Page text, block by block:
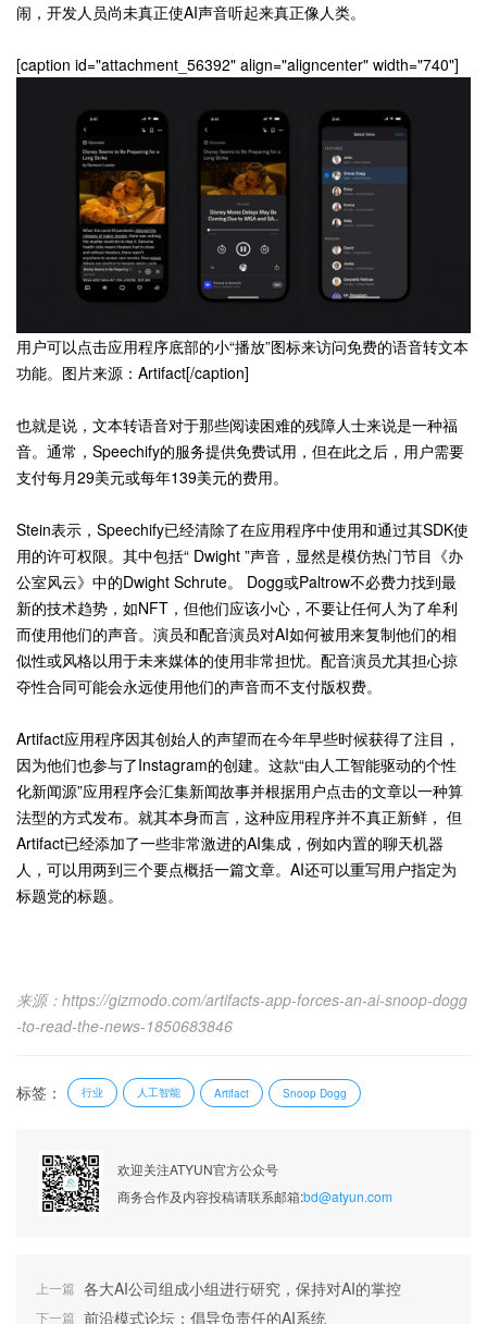
闹，开发人员尚未真正使AI声音听起来真正像人类。
[caption id="attachment_56392" align="aligncenter" width="740"]
用户可以点击应用程序底部的小“播放”图标来访问免费的语音转文本
功能。图片来源：Artifact[/caption]
也就是说，文本转语音对于那些阅读困难的残障人士来说是一种福
音。通常，Speechify的服务提供免费试用，但在此之后，用户需要
支付每月29美元或每年139美元的费用。
Stein表示，Speechify已经清除了在应用程序中使用和通过其SDK使
用的许可权限。其中包括“ Dwight ”声音，显然是模仿热门节目《办
公室风云》中的Dwight Schrute。 Dogg或Paltrow不必费力找到最
新的技术趋势，如NFT，但他们应该小心，不要让任何人为了牟利
而使用他们的声音。演员和配音演员对AI如何被用来复制他们的相
似性或风格以用于未来媒体的使用非常担忧。配音演员尤其担心掠
夺性合同可能会永远使用他们的声音而不支付版权费。
Artifact应用程序因其创始人的声望而在今年早些时候获得了注目，
因为他们也参与了Instagram的创建。这款“由人工智能驱动的个性
化新闻源”应用程序会汇集新闻故事并根据用户点击的文章以一种算
法型的方式发布。就其本身而言，这种应用程序并不真正新鲜， 但
Artifact已经添加了一些非常激进的AI集成，例如内置的聊天机器
人，可以用两到三个要点概括一篇文章。AI还可以重写用户指定为
标题党的标题。
来源：https://gizmodo.com/artifacts-app-forces-an-ai-snoop-dogg
-to-read-the-news-1850683846
标签： 行业 人工智能 Artifact Snoop Dogg
欢迎关注ATYUN官方公众号
商务合作及内容投稿请联系邮箱:bd@atyun.com
上一篇 各大AI公司组成小组进行研究，保持对AI的掌控
下一篇 前沿模式论坛：倡导负责任的AI系统